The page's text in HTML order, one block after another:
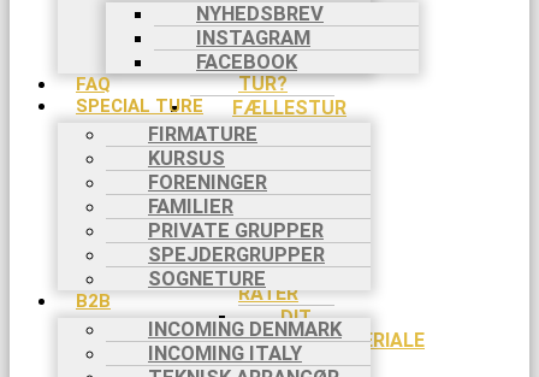
NYHEDSBREV
INSTAGRAM
FACEBOOK
FAQ
SPECIAL TURE
FIRMATURE
KURSUS
FORENINGER
FAMILIER
PRIVATE GRUPPER
SPEJDERGRUPPER
SOGNETURE
B2B
INCOMING DENMARK
INCOMING ITALY
NØDNUMMER
HVORDAN
VAR DIN
TUR?
FÆLLESTUR
TUR?
DIN
REJSE TIL
TURSTART
BETALING
I 2
RATER
DIT
AFREJSEMATERIALE
DIN